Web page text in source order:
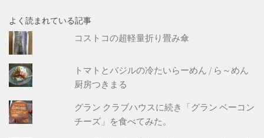
よく読まれている記事
コストコの超軽量折り畳み傘
トマトとバジルの冷たいらーめん / ら～めん
厨房つきまる
グラン クラブハウスに続き「グラン ベーコン
チーズ」を食べてみた。